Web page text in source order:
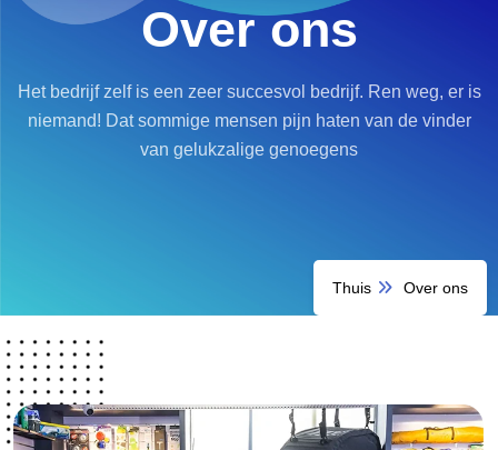
Over ons
Het bedrijf zelf is een zeer succesvol bedrijf. Ren weg, er is
niemand! Dat sommige mensen pijn haten van de vinder
van gelukzalige genoegens
Thuis Over ons